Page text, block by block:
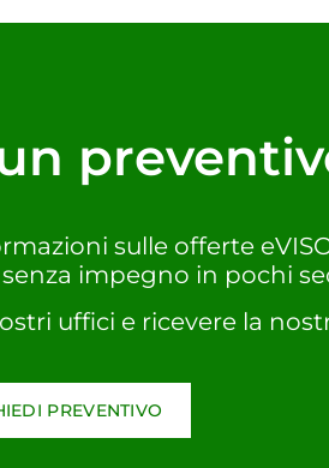
sulle offerte
impegno in pochi
uffici e ricevere la
PREVENTIVO